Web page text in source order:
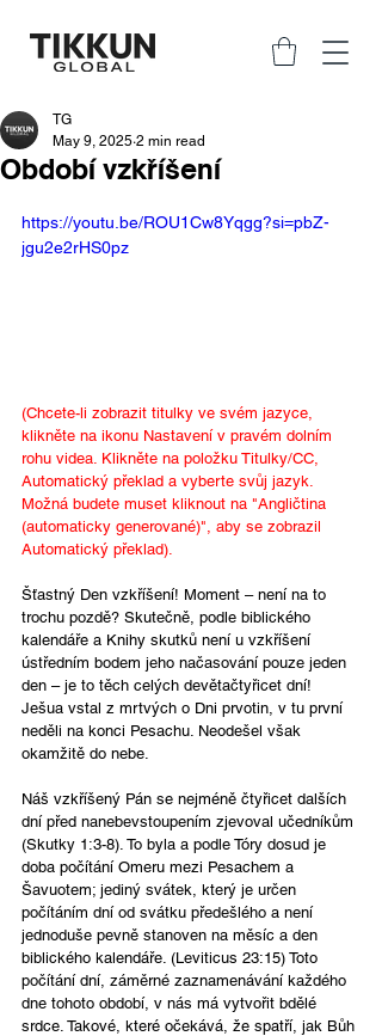
Období vzkříšení
TG
May 9, 2025 2 min read
https://youtu.be/ROU1Cw8Yqgg?si=pbZ-
jgu2e2rHS0pz
(Chcete-li zobrazit titulky ve svém jazyce,
klikněte na ikonu Nastavení v pravém dolním
rohu videa. Klikněte na položku Titulky/CC,
Automatický překlad a vyberte svůj jazyk.
Možná budete muset kliknout na "Angličtina
(automaticky generované)", aby se zobrazil
Automatický překlad).
Šťastný Den vzkříšení! Moment – není na to
trochu pozdě? Skutečně, podle biblického
kalendáře a Knihy skutků není u vzkříšení
ústředním bodem jeho načasování pouze jeden
den – je to těch celých devětačtyřicet dní!
Ješua vstal z mrtvých o Dni prvotin, v tu první
neděli na konci Pesachu. Neodešel však
okamžitě do nebe.
Náš vzkříšený Pán se nejméně čtyřicet dalších
dní před nanebevstoupením zjevoval učedníkům
(Skutky 1:3-8). To byla a podle Tóry dosud je
doba počítání Omeru mezi Pesachem a
Šavuotem; jediný svátek, který je určen
počítáním dní od svátku předešlého a není
jednoduše pevně stanoven na měsíc a den
biblického kalendáře. (Leviticus 23:15) Toto
počítání dní, záměrné zaznamenávání každého
dne tohoto období, v nás má vytvořit bdělé
srdce. Takové, které očekává, že spatří, jak Bůh